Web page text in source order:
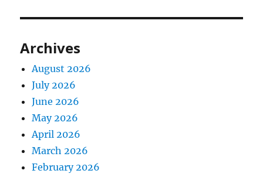
Archives
August 2026
July 2026
June 2026
May 2026
April 2026
March 2026
February 2026